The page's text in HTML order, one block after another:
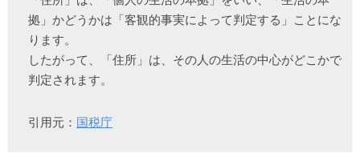
拠」かどうかは「客観的事実によって判定する」ことにな
ります。
したがって、「住所」は、その人の生活の中心がどこかで
判定されます。
引用元： 国税庁